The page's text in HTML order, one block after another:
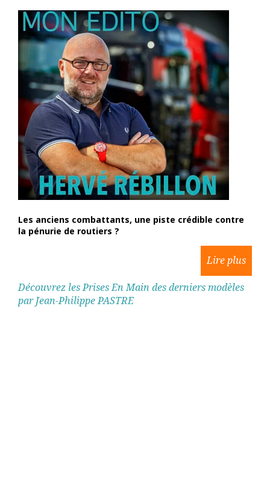
Les anciens combattants, une piste crédible contre
la pénurie de routiers ?
Découvrez les Prises En Main des derniers modèles
par Jean-Philippe PASTRE